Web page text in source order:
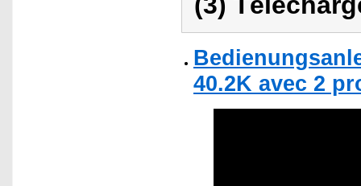
40.2K avec 2